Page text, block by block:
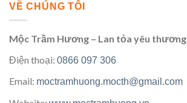
VỀ CHÚNG TÔI
Mộc Trầm Hương – Lan tỏa yêu thương
Điện thoại: 0866 097 306
Email: moctramhuong.mocth@gmail.com